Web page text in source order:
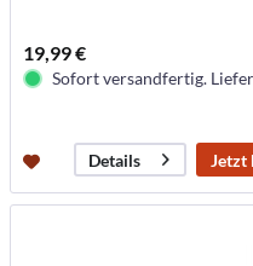
19,99 €
Sofort versandfertig.
Details Jetzt